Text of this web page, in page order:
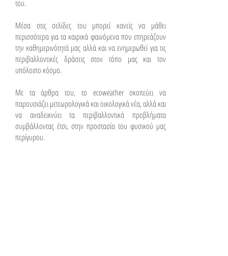
του.
Μέσα στις σελίδες του μπορεί κανείς να μάθει
περισσότερα για τα καιρικά φαινόμενα που επηρεάζουν
την καθημερινότητά μας αλλά και να ενημερωθεί για τις
περιβαλλοντικές δράσεις στον τόπο μας και τον
υπόλοιπο κόσμο.
Με τα άρθρα του, το ecoweather σκοπεύει να
παρουσιάζει μετεωρολογικά και οικολογικά νέα, αλλά και
να αναδεικνύει τα περιβαλλοντικά προβλήματα
συμβάλλοντας έτσι, στην προστασία του φυσικού μας
περίγυρου.